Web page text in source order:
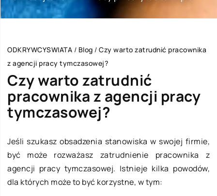
ODKRYWCYSWIATA / Blog / Czy warto zatrudnić pracownika
z agencji pracy tymczasowej?
Czy warto zatrudnić
pracownika z agencji pracy
tymczasowej?
Jeśli szukasz obsadzenia stanowiska w swojej firmie,
być może rozważasz zatrudnienie pracownika z
agencji pracy tymczasowej. Istnieje kilka powodów,
dla których może to być korzystne, w tym: